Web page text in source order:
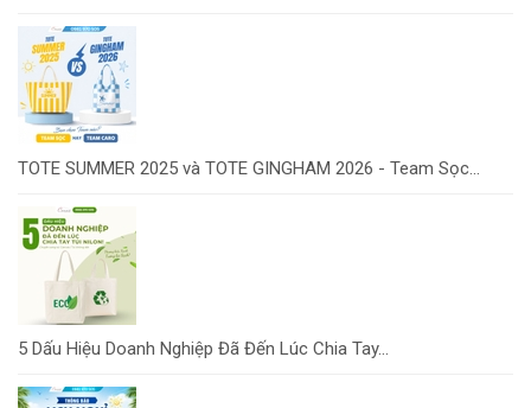
TOTE SUMMER 2025 và TOTE GINGHAM 2026 - Team Sọc...
5 Dấu Hiệu Doanh Nghiệp Đã Đến Lúc Chia Tay...